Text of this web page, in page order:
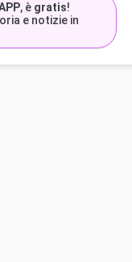
, è gratis!
e notizie in